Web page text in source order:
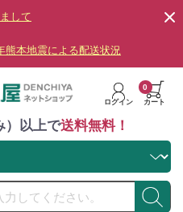
して
熊本地震による配送状況
ログイン カート
0
）以上で送料無料！